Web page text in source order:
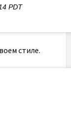
PDT
стиле.